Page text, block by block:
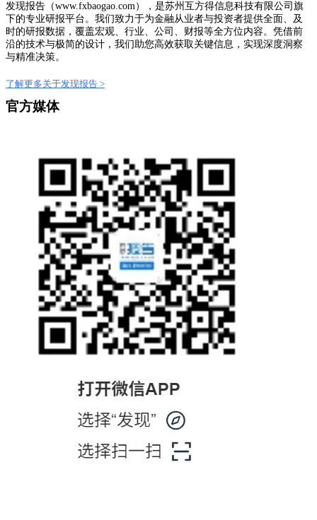
发现报告（www.fxbaogao.com），是苏州互方得信息科技有限公司旗
下的专业研报平台。我们致力于为金融从业者与投资者提供全面、及
时的研报数据，覆盖宏观、行业、公司、财报等全方位内容。凭借前
沿的技术与极简的设计，我们助您高效获取关键信息，实现深度洞察
与精准决策。
了解更多关于发现报告 >
官方媒体